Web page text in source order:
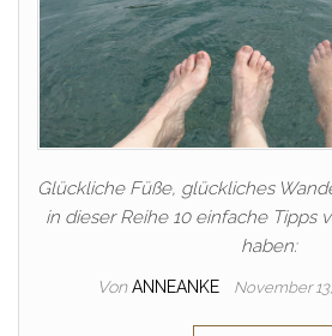
Glückliche Füße, glückliches
in dieser Reihe 10 einfache Tipps
haben:
Von ANNEANKE November